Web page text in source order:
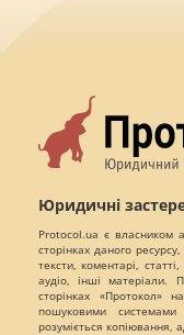
Юридичні
Protocol.ua є власником
сторінках даного
тексти, коментарі,
аудіо, інші матеріали.
сторінках «Протокол»
пошуковими
розуміється копіювання,